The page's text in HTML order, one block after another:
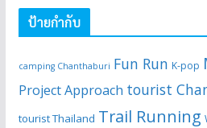
ป้ายกำกับ
camping Chanthaburi Fun Run K-pop
Project Approach tourist
tourist Thailand Trail Running